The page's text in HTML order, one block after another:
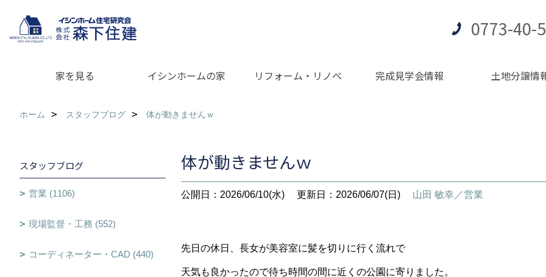
0773-40-
家を見る イシンホームの家 リフォーム・リノベ 完成見学会情報 土地分譲情
ホーム スタッフブログ 体が動きませんｗ
体が動きませんｗ
公開日：2026/06/10(水) 更新日：2026/06/07(日) 山田 敏幸／営業
先日の休日、長女が美容室に髪を切りに行く流れで
天気も良かったので待ち時間の間に近くの公園に寄りました。
スタッフブログ
営業 (1106)
現場監督・工務 (552)
コーディネーター・CAD (440)